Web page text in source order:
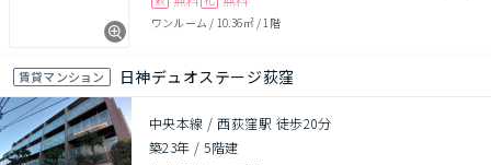
ワンルーム / 10.36㎡/ 1階
賃貸マンション 日神デュオステージ荻窪
中央本線 / 西荻窪駅 徒歩20分
築23年 /5階建